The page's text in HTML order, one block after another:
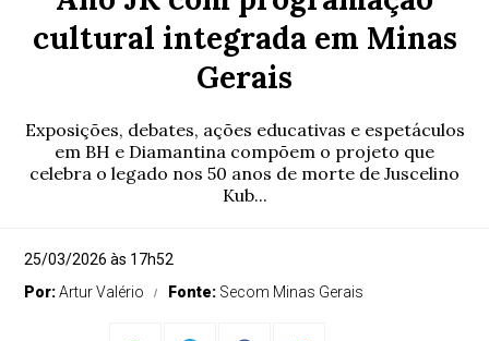
cultural integrada em Minas
Gerais
Exposições, debates, ações educativas e espetáculos
em BH e Diamantina compõem o projeto que
celebra o legado nos 50 anos de morte de Juscelino
Kub...
25/03/2026 às 17h52
Por:Artur Valério Fonte: Secom Minas Gerais